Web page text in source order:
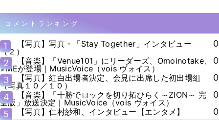
コメントランキング
1
【写真】写真・「Stay Together」インタビュー
（２）
0
2
【音楽】「Venue101」にリーダーズ、Omoinotake、
≠MEが登場｜MusicVoice（vois ヴォイス）
0
3
【写真】紅白出場者決定、会見に出席した初出場組
（写真１０／１０）
0
4
【音楽】「十勝でロックを切り拓ひらく～ZION～ 完
全版」放送決定｜MusicVoice（vois ヴォイス）
0
5
【写真】仁村紗和、インタビュー【エンタメ】 0